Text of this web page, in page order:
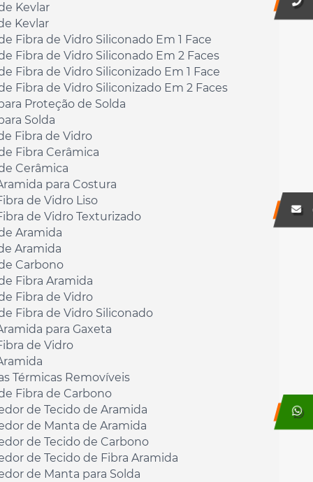
Kevlar
Kevlar
Fibra de Vidro Siliconado Em 1 Face
Fibra de Vidro Siliconado Em 2 Faces
Fibra de Vidro Siliconizado Em 1 Face
Fibra de Vidro Siliconizado Em 2 Faces
Proteção de Solda
Solda
Fibra de Vidro
Fibra Cerâmica
Cerâmica
para Costura
de Vidro Liso
de Vidro Texturizado
Aramida
Aramida
Carbono
Fibra Aramida
Fibra de Vidro
Fibra de Vidro Siliconado
para Gaxeta
de Vidro
Térmicas Removíveis
Fibra de Carbono
de Tecido de Aramida
de Manta de Aramida
de Tecido de Carbono
de Tecido de Fibra Aramida
de Manta para Solda